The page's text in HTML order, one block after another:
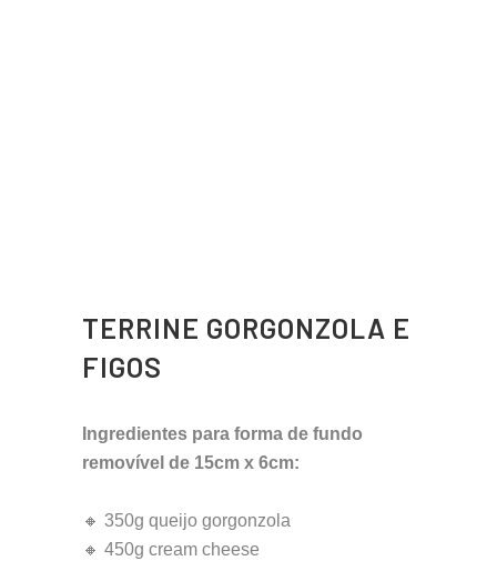
TERRINE GORGONZOLA E
FIGOS
Ingredientes para forma de fundo
removível de 15cm x 6cm:
🔸 350g queijo gorgonzola
🔸 450g cream cheese